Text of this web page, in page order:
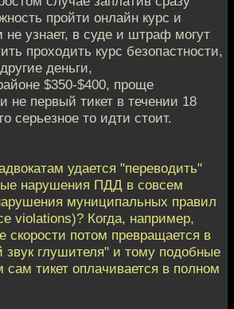
пройти онлайн курс и
не узнает, в суде и штраф могут
проходить курс безопастности,
деньги,
$350-$400, проще
не первый тикет в течении 18
серьезное то идти стоит.
удается "переводить"
нарушения ПДД в совсем
муниципальных правил
violations)? Когда, например,
скорости потом превращается в
глушителя" и тому подобные
тикет оплачивается в полном